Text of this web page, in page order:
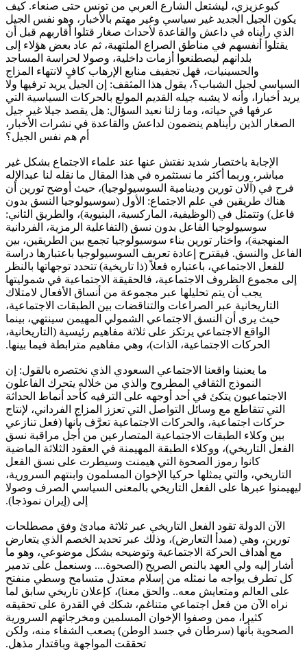
كبوعزيزي، ليشتعل الشارع العربي من تونس حتى صنعاء. كيف
يكون الجيل الجديد غير سياسي وغير مهتم بالأخبار، وهو نفس الجيل
الذي رأيناه في داعش والقاعدة لأحداث صغار قتلوا أقاربهم قبل أن
يقتلوا أنفسهم في مناطق الصراع الملتهبة، ثم عاد بعض هؤلاء إلى
بلدانهم ليصطنعوا أزمات داخلية، وصولا لحراسة المساجد
والحسينيات، فهل تجفيف منابع الإرهاب كافٍ لانتهاء المزاج
السياسي لجيل الشباب؟، يقول هذا المثقف: إن الجيل يريد ترفيها ولا
يريد أخبارا، وأنه لا يشبه جيله القديم المولع بالحركات السياسية التي
عرفها في حياته، وما زلنا نعيد السؤال: هل يقصد جيلا غير جيل
الصغار الذين رأيناهم ينضمون لداعش والقاعدة في نشرات الأخبار،
أم هم نفس الجيل؟
الإجابة باختصار شديد نفتش عنها عند علماء الاجتماع بشكل غير
مباشر، وربما أكثر ما نستثمره في هذا المقال ما نقله لنا عبدالإله
فرح في (آلان تورين ودينامية السوسيولوجيا)، حيث أوضح تورين أن
هناك طريقين في علم الاجتماع: الأول (سوسيولوجيا النسق بدون
فاعل) وتتمثل في (الوظيفية، الماركسية، البنيوية)، والطريق الثاني:
سوسيولوجيا الفاعل بدون نسق (التفاعلية الرمزية، الفردانية
المنهجية)، واختار تورين بناء سوسيولوجيا تجمع بين الطريقين، بين
الفاعل والنسق. فيقترح إعادة تعريف السوسيولوجيا باعتبارها دراسة
للفعل الاجتماعي، باعتباره فعلاً (ذا تاريخية) تتحدد توجهاتها بالنظر
إلى مجموع الظروف الاجتماعية، فالحقيقة الاجتماعية في شموليتها
يجب أن يتم تحليلها عبر مجموعة من أنساق الأفعال لامتلاك
التاريخانية عبر الصراعات والتناقضات بين الطبقات الاجتماعية،
حيث يرى أن النسق الاجتماعي الشمولي المهيمن سينتهي، بينما
الواقع الاجتماعي يرتكز على ثلاثة مفاهيم رئيسية (التاريخانية،
الحركات الاجتماعية، الذات)، وهي مفاهيم مترابطة فيما بينها.
ما يعنينا واقعنا الاجتماعي السعودي الذي نختصره بالقول: إن
النموذج الثقافي المطروح والذي من خلاله يتحرك الفاعلون
الاجتماعيون يتكئ في أحد أوجهه على الترفيه كأحد أنماط الحداثة
التي تتقاطع مع وسائل التواصل التي تعزز المزاج الفرداني، لإنتاج
حركات اجتماعية، والحركات الاجتماعية تعرَّف بأنها (فعل تنازعي
بين وكلاء الطبقات الاجتماعية المتصارعين من أجل مراقبة نسق
الفعل التاريخي)، ووكلاء الطبقة المهيمنة في العقود الثلاثة الماضية
كانوا رموز الصحوة التي هيمنت وسيطرت على نسق الفعل
التاريخي، والتي يمثلها حركيا الإخوان المسلمون وابنتهم السرورية،
ليهيمنوا عبرها على الفعل التاريخي بالمعنى السياسي الصرف وصولا
إلى (إيران نموذجا).
الآن الدولة تقود الفعل التاريخي عبر ثلاثة مبادئ وفق مصطلحات
تورين، وهي (مبدأ التعارض)، وذلك عبر تحديد الخصم الذي يتعارض
مع أهداف الحركة الاجتماعية وتوضيحه بشكل موضوعي، وهو ما
أشار إليه ولي العهد بالنص الصريح (الصحوة.... وسنعمل على تدمير
كل تطرف يواجه ما نمثله من إسلام معتدل متسامح وسطي منفتح
على العالم ومتعايش معه.. والحق معنا)، كإعلان تاريخي سابق لما
نراه الآن من فعل اجتماعي متناغم، شكك في القدرة على تحقيقه
كثيرا، ممن وصفوا الإخوان المسلمين ومخرجاتهم السرورية
الصحوية بأنها (سرطان في جسد الوطن) يصعب الشفاء منه، ولكن
تحققت المواجهة وباقتدار مذهل.